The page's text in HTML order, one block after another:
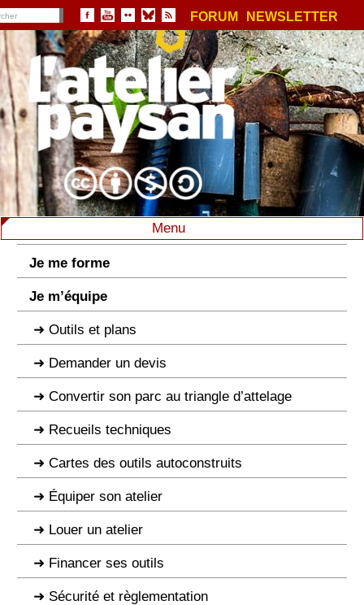
FORUM NEWSLETTER
Menu
Je me forme
Je m’équipe
Outils et plans
Demander un devis
Convertir son parc au triangle d’attelage
Recueils techniques
Cartes des outils autoconstruits
Équiper son atelier
Louer un atelier
Financer ses outils
Sécurité et règlementation